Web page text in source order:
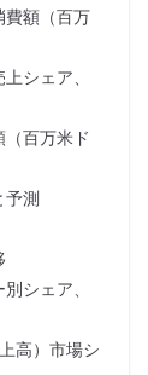
費額（百万
シェア、
（百万米ド
予測
シェア、
高）市場シ